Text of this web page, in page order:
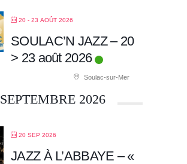
20 - 23 AOÛT 2026
SOULAC’N JAZZ – 20
> 23 août 2026
Soulac-sur-Mer
SEPTEMBRE 2026
20 SEP 2026
JAZZ À L’ABBAYE – «